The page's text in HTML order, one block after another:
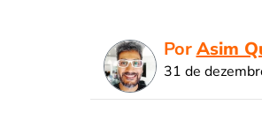
PorAsim
31 de